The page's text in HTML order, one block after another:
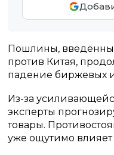
Пошлины,
против Китая,
падение биржевых
Из-за
эксперты
товары.
уже ощутимо влияет